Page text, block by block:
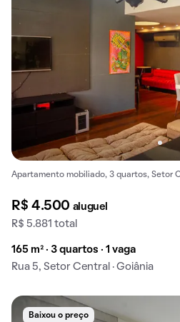
Apartamento mobiliado, 3 quartos, Setor
R$ 4.500 aluguel
R$ 5.881 total
165 m² · 3 quartos · 1 vaga
Rua 5, Setor Central · Goiânia
Baixou o preço